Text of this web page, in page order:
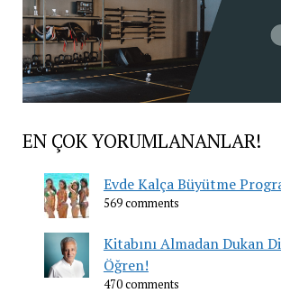
EN ÇOK YORUMLANANLAR!
Evde Kalça Büyütme
569 comments
Kitabını Almadan Dukan
Öğren!
470 comments